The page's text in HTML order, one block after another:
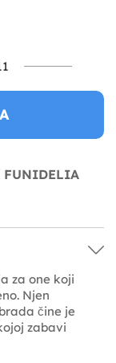
FUNIDELIA
za one koji
Njen
čine je
zabavi